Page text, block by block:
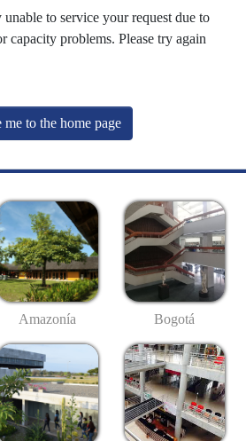
to service your request due to
capacity problems. Please try again
me to the home page
Amazonía Bogotá